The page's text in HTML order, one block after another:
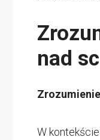
nad
W